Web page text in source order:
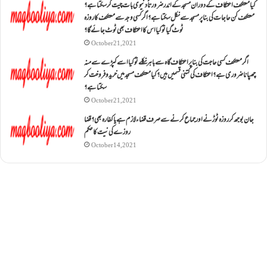
کیا معتکف اعتکاف کے دوران مسجد کے اندر ضرورتاً دنیوی بات چیت کر سکتا ہے؟
معتکف کن حاجات کی بنا پر مسجد سے نکل سکتا ہے؟ اگر کسی وجہ سے معتکف کا روزہ
ٹوٹ گیا تو کیا اس کا اعتکاف بھی ٹوٹ جائے گا؟
October 21, 2021
اگر معتکف کسی حاجت کی بنا پر اعتکاف گاہ سے باہر نکلے تو کیا اسے کپڑے سے منہ
چھپانا ضروری ہے؟اعتکاف کی کتنی قسمیں ہیں؟کیا معتکف مسجد میں خرید و فروخت کر
سکتا ہے؟
October 21, 2021
جان بوجھ کر روزہ ٹوڑنے اور جماع کرنے سے صرف قضاء لازم ہے یا کفارہ بھی؟ قضا
روزے کی نیت کا حکم
October 14, 2021